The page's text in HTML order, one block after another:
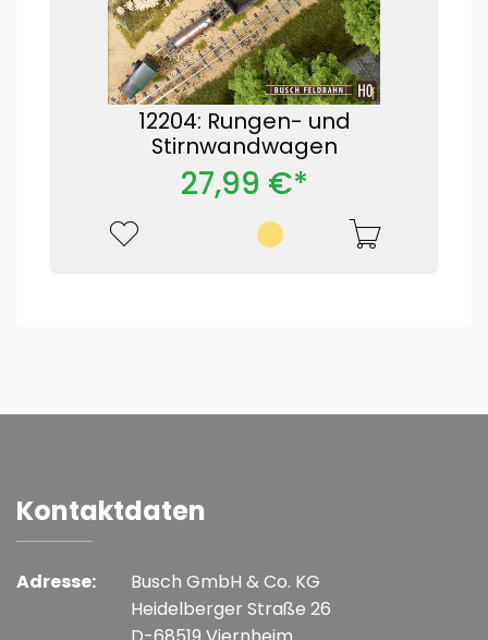
12204: Rungen- und
Stirnwandwagen
27,99 €*
Kontaktdaten
Adresse:
Busch GmbH & Co. KG
Heidelberger Straße 26